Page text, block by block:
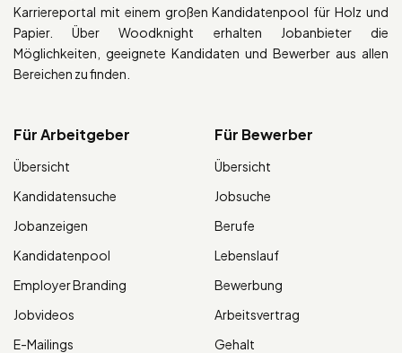
Karriereportal mit einem großen Kandidatenpool für Holz und
Papier. Über Woodknight erhalten Jobanbieter die
Möglichkeiten, geeignete Kandidaten und Bewerber aus allen
Bereichen zu finden.
Für Arbeitgeber
Übersicht
Kandidatensuche
Jobanzeigen
Kandidatenpool
Employer Branding
Jobvideos
E-Mailings
Für Bewerber
Übersicht
Jobsuche
Berufe
Lebenslauf
Bewerbung
Arbeitsvertrag
Gehalt